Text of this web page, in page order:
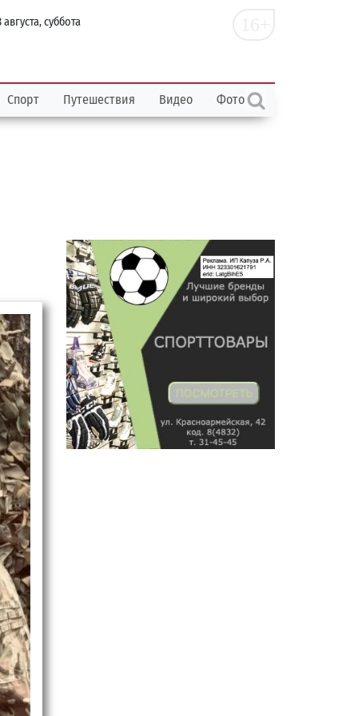
августа, суббота
Спорт Путешествия Видео Фото